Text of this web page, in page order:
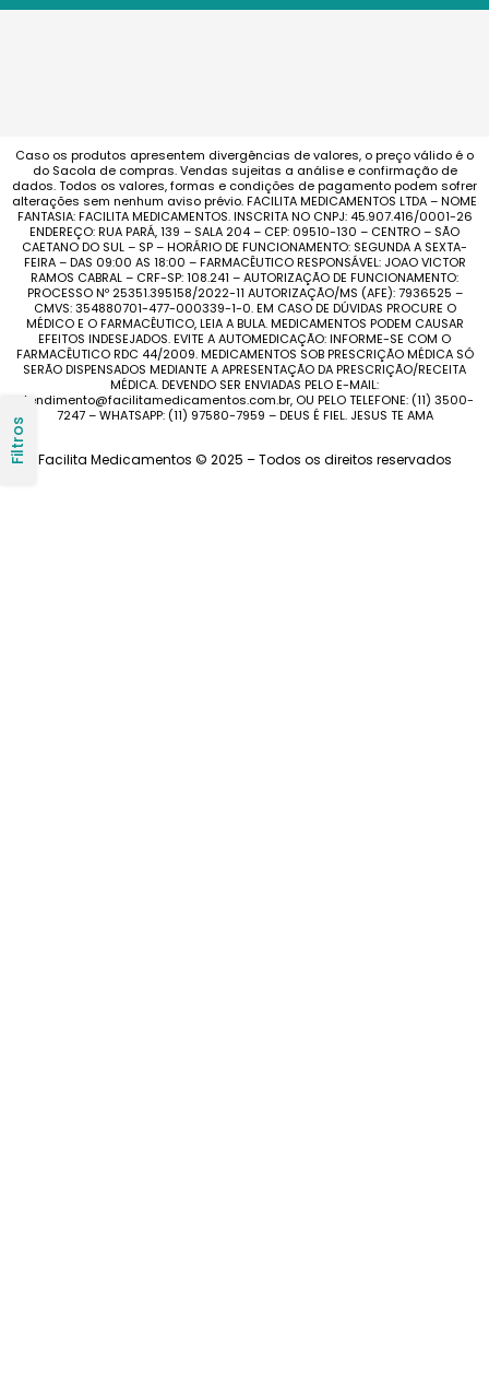
Filtros
Caso os produtos apresentem divergências de valores, o preço válido é o
do Sacola de compras. Vendas sujeitas a análise e confirmação de
dados. Todos os valores, formas e condições de pagamento podem sofrer
alterações sem nenhum aviso prévio. FACILITA MEDICAMENTOS LTDA – NOME
FANTASIA: FACILITA MEDICAMENTOS. INSCRITA NO CNPJ: 45.907.416/0001-26
ENDEREÇO: RUA PARÁ, 139 – SALA 204 – CEP: 09510-130 – CENTRO – SÃO
CAETANO DO SUL – SP – HORÁRIO DE FUNCIONAMENTO: SEGUNDA A SEXTA-
FEIRA – DAS 09:00 AS 18:00 – FARMACÊUTICO RESPONSÁVEL: JOAO VICTOR
RAMOS CABRAL – CRF-SP: 108.241 – AUTORIZAÇÃO DE FUNCIONAMENTO:
PROCESSO Nº 25351.395158/2022-11 AUTORIZAÇÃO/MS (AFE): 7936525 –
CMVS: 354880701-477-000339-1-0. EM CASO DE DÚVIDAS PROCURE O
MÉDICO E O FARMACÊUTICO, LEIA A BULA. MEDICAMENTOS PODEM CAUSAR
EFEITOS INDESEJADOS. EVITE A AUTOMEDICAÇÃO: INFORME-SE COM O
FARMACÊUTICO RDC 44/2009. MEDICAMENTOS SOB PRESCRIÇÃO MÉDICA SÓ
SERÃO DISPENSADOS MEDIANTE A APRESENTAÇÃO DA PRESCRIÇÃO/RECEITA
MÉDICA. DEVENDO SER ENVIADAS PELO E-MAIL:
atendimento@facilitamedicamentos.com.br, OU PELO TELEFONE: (11) 3500-
7247 – WHATSAPP: (11) 97580-7959 – DEUS É FIEL. JESUS TE AMA
Facilita Medicamentos © 2025 – Todos os direitos reservados